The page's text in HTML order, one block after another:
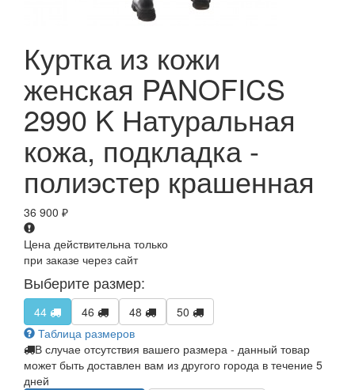
Куртка из кожи
женская PANOFICS
2990 K Натуральная
кожа, подкладка -
полиэстер крашенная
36 900 ₽
Цена действительна только
при заказе через сайт
Выберите размер:
44 46 48
50
Таблица размеров
В случае отсутствия вашего размера - данный товар
может быть доставлен вам из другого города в течение 5
дней